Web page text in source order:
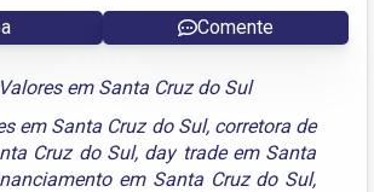
Comente
em Santa Cruz do Sul
em Santa Cruz do Sul, corretora de
Cruz do Sul, day trade em Santa
em Santa Cruz do Sul,